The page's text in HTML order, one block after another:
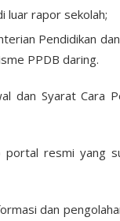
luar rapor sekolah;
Pendidikan
PPDB daring.
dan Syarat Cara
portal resmi yang
dan